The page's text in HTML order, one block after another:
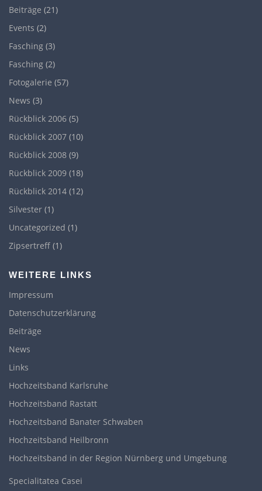
Beiträge (21)
Events (2)
Fasching (3)
Fasching (2)
Fotogalerie (57)
News (3)
Rückblick 2006 (5)
Rückblick 2007 (10)
Rückblick 2008 (9)
Rückblick 2009 (18)
Rückblick 2014 (12)
Silvester (1)
Uncategorized (1)
Zipsertreff (1)
WEITERE LINKS
Impressum
Datenschutzerklärung
Beiträge
News
Links
Hochzeitsband Karlsruhe
Hochzeitsband Rastatt
Hochzeitsband Banater Schwaben
Hochzeitsband Heilbronn
Hochzeitsband in der Region Nürnberg und Umgebung
Specialitatea Casei